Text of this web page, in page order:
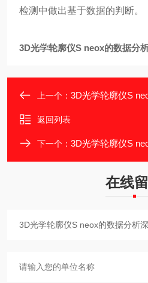
检测中做出基于数据的判断。
3D光学轮廓仪S neox的数据分
上一个： 3D光学轮廓仪S
返回列表
下一个： 3D光学轮廓仪S
在线